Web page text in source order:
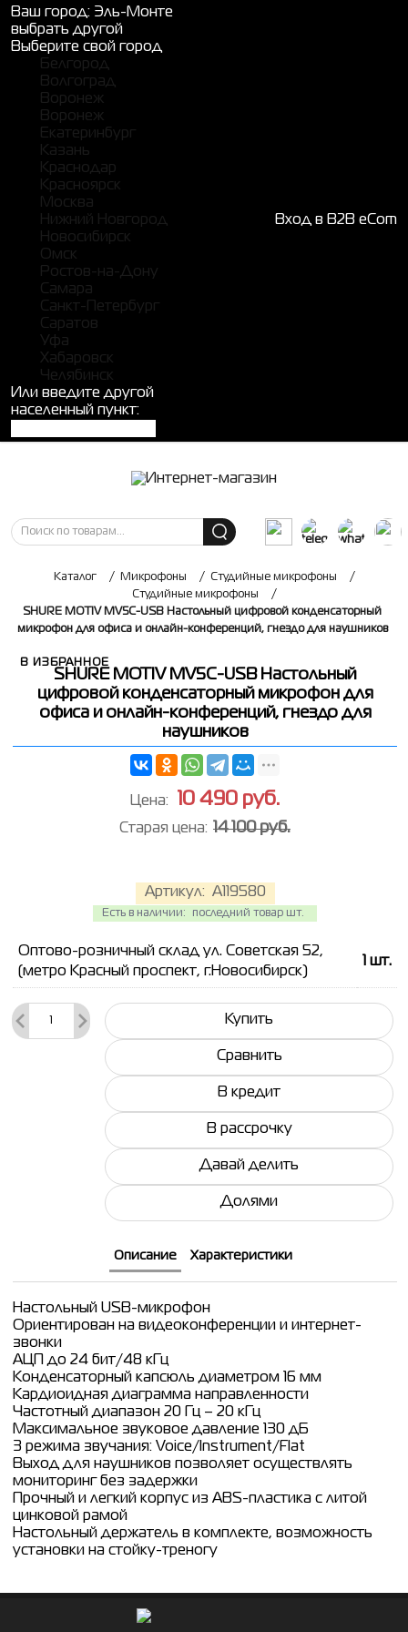
Ваш город: Эль-Монте
выбрать другой
Выберите свой город
Белгород
Волгоград
Воронеж
Воронеж
Екатеринбург
Казань
Краснодар
Красноярск
Москва
Нижний Новгород
Новосибирск
Омск
Ростов-на-Дону
Самара
Санкт-Петербург
Саратов
Уфа
Хабаровск
Челябинск
Или введите другой
населенный пункт:
Вход в B2B eCom
Каталог / Микрофоны / Студийные микрофоны
/
Студийные микрофоны
/
SHURE MOTIV MV5C-USB Настольный цифровой конденсаторный
микрофон для офиса и онлайн-конференций, гнездо для наушников
В ИЗБРАННОЕ
SHURE MOTIV MV5C-USB Настольный
цифровой конденсаторный микрофон для
офиса и онлайн-конференций, гнездо для
наушников
Артикул: A119580
Есть в наличии: последний товар шт.
Цена: 10 490 руб.
Старая цена: 14 100 руб.
Оптово-розничный склад ул. Советская 52,
(метро Красный проспект, г.Новосибирск)
шт.
Купить
Сравнить
В кредит
В рассрочку
Давай делить
Долями
Описание Характеристики
Настольный USB-микрофон
Ориентирован на видеоконференции и интернет-
звонки
АЦП до 24 бит/48 кГц
Конденсаторный капсюль диаметром 16 мм
Кардиоидная диаграмма направленности
Частотный диапазон 20 Гц – 20 кГц
Максимальное звуковое давление 130 дБ
3 режима звучания: Voice/Instrument/Flat
Выход для наушников позволяет осуществлять
мониторинг без задержки
Прочный и легкий корпус из ABS-пластика с литой
цинковой рамой
Настольный держатель в комплекте, возможность
установки на стойку-треногу